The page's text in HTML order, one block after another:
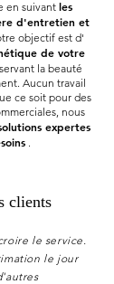
en suivant les
d'entretien et
objectif est d'
de votre
la beauté
Aucun travail
ce soit pour des
nous
expertes
.
clients
le service.
le jour